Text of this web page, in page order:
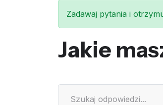
Zadawaj pytania i
Jakie